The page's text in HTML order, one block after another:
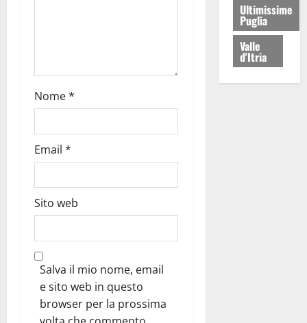
Nome*
Email *
Sito web
Salva il mio nome, email
e sito web in questo
browser per la prossima
Ultimissime
Puglia
Valle
d'Itria